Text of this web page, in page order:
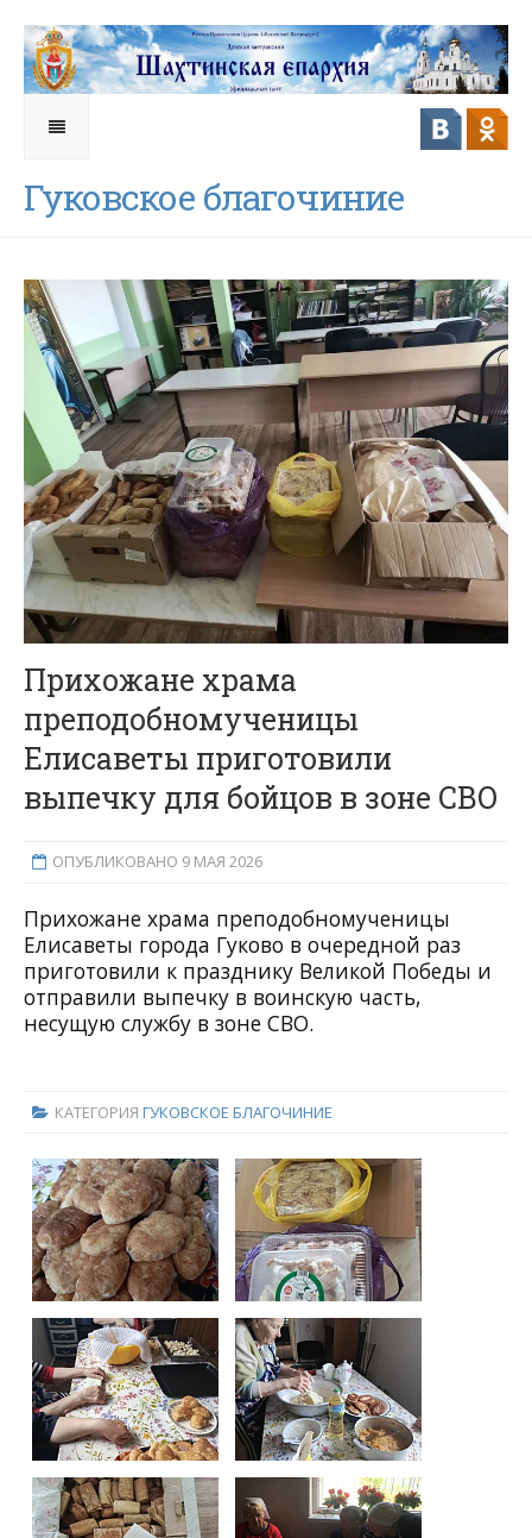
Гуковское благочиние
Прихожане храма
преподобномученицы
Елисаветы приготовили
выпечку для бойцов в зоне СВО
ОПУБЛИКОВАНО 9 МАЯ 2026
Прихожане храма преподобномученицы
Елисаветы города Гуково в очередной раз
приготовили к празднику Великой Победы и
отправили выпечку в воинскую часть,
несущую службу в зоне СВО.
КАТЕГОРИЯ ГУКОВСКОЕ БЛАГОЧИНИЕ